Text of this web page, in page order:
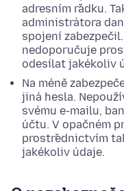
adresním řádku.
administrátora
spojení
nedoporučuje
odesílat jakékoliv
Na méně
jiná hesla.
svému e-mailu,
účtu. V opačném
prostřednictvím
jakékoliv údaje.